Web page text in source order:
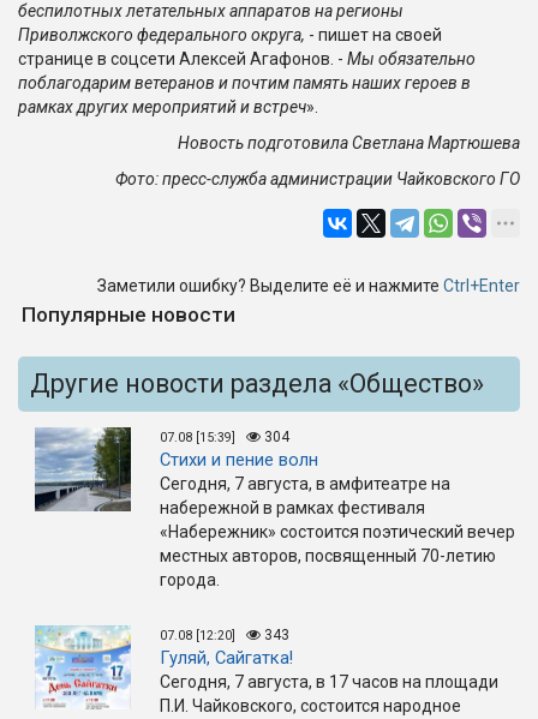
беспилотных летательных аппаратов на регионы
Приволжского федерального округа, - пишет на своей
странице в соцсети Алексей Агафонов. - Мы обязательно
поблагодарим ветеранов и почтим память наших героев в
рамках других мероприятий и встреч».
Новость подготовила Светлана Мартюшева
Фото: пресс-служба администрации Чайковского ГО
Заметили ошибку? Выделите её и нажмите Ctrl+Enter
Популярные новости
Другие новости раздела «Общество»
07.08 [15:39] 304
Стихи и пение волн
Сегодня, 7 августа, в амфитеатре на
набережной в рамках фестиваля
«Набережник» состоится поэтический вечер
местных авторов, посвященный 70-летию
города.
07.08 [12:20] 343
Гуляй, Сайгатка!
Сегодня, 7 августа, в 17 часов на площади
П.И. Чайковского, состоится народное